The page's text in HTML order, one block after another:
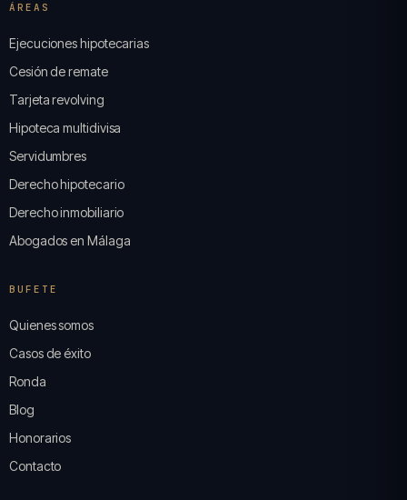
ÁREAS
Ejecuciones hipotecarias
Cesión de remate
Tarjeta revolving
Hipoteca multidivisa
Servidumbres
Derecho hipotecario
Derecho inmobiliario
Abogados en Málaga
BUFETE
Quienes somos
Casos de éxito
Ronda
Blog
Honorarios
Contacto